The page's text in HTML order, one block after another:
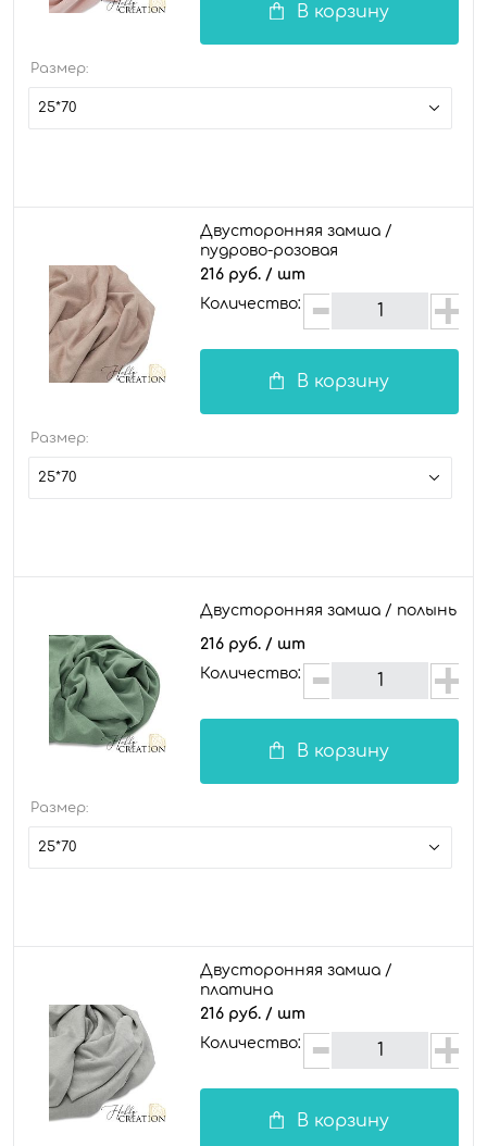
В корзину
Размер:
25*70
Двусторонняя замша /
пудрово-розовая
216 руб. / шт
Количество:
В корзину
Размер:
25*70
Двусторонняя замша / полынь
216 руб. / шт
Количество:
В корзину
Размер:
25*70
Двусторонняя замша /
платина
216 руб. / шт
Количество:
В корзину